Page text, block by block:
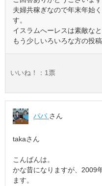
夫婦共稼ぎなので年末年始
す。
イスラムへーレスは素敵なと
もう少しいろいろな方の投
いいね！： 1 票
パパ さん
takaさん
こんばんは。
かな昔になりますが、2009
ます。